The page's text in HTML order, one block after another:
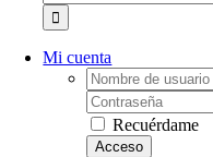
Mi cuenta
Username:
Password:
Recuérdame